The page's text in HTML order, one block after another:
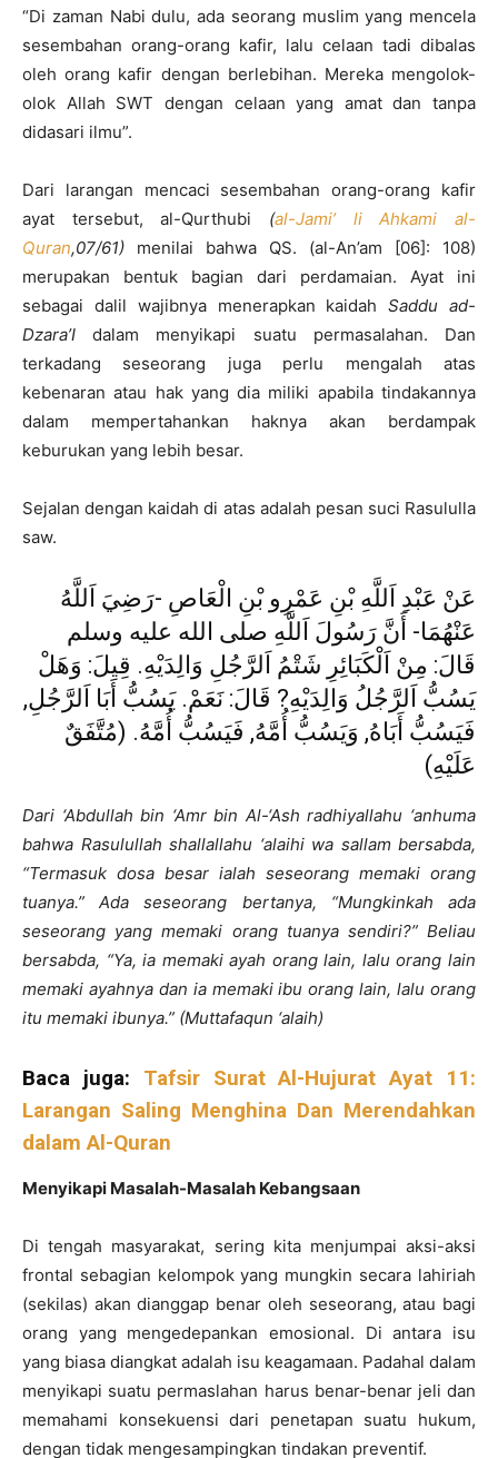
“Di zaman Nabi dulu, ada seorang muslim yang mencela
sesembahan orang-orang kafir, lalu celaan tadi dibalas
oleh orang kafir dengan berlebihan. Mereka mengolok-
olok Allah SWT dengan celaan yang amat dan tanpa
didasari ilmu”.
Dari larangan mencaci sesembahan orang-orang kafir
ayat tersebut, al-Qurthubi (al-Jami’ li Ahkami al-
Quran,07/61) menilai bahwa QS. (al-An’am [06]: 108)
merupakan bentuk bagian dari perdamaian. Ayat ini
sebagai dalil wajibnya menerapkan kaidahSaddu ad-
Dzara’I dalam menyikapi suatu permasalahan. Dan
terkadang seseorang juga perlu mengalah atas
kebenaran atau hak yang dia miliki apabila tindakannya
dalam mempertahankan haknya akan berdampak
keburukan yang lebih besar.
Sejalan dengan kaidah di atas adalah pesan suci Rasululla
saw.
عَنْ عَبْدِ اَللَّهِ بْنِ عَمْرِو بْنِ الْعَاصِ -رَضِيَ اَللَّهُ
عَنْهُمَا- أَنَّ رَسُولَ اَللَّهِ صلى الله عليه وسلم
قَالَ: مِنْ اَلْكَبَائِرِ شَتْمُ اَلرَّجُلِ وَالِدَيْهِ. قِيلَ: وَهَلْ
يَسُبُّ اَلرَّجُلُ وَالِدَيْهِ? قَالَ: نَعَمْ. يَسُبُّ أَبَا اَلرَّجُلِ,
فَيَسُبُّ أَبَاهُ, وَيَسُبُّ أُمَّهُ, فَيَسُبُّ أُمَّهُ. (مُتَّفَقٌ
عَلَيْهِ)
Dari ‘Abdullah bin ‘Amr bin Al-‘Ash radhiyallahu ‘anhuma
bahwa Rasulullah shallallahu ‘alaihi wa sallam bersabda,
“Termasuk dosa besar ialah seseorang memaki orang
tuanya.” Ada seseorang bertanya, “Mungkinkah ada
seseorang yang memaki orang tuanya sendiri?” Beliau
bersabda, “Ya, ia memaki ayah orang lain, lalu orang lain
memaki ayahnya dan ia memaki ibu orang lain, lalu orang
itu memaki ibunya.” (Muttafaqun ‘alaih)
Baca juga: Tafsir Surat Al-Hujurat Ayat 11:
Larangan Saling Menghina Dan Merendahkan
dalam Al-Quran
Menyikapi Masalah-Masalah Kebangsaan
Di tengah masyarakat, sering kita menjumpai aksi-aksi
frontal sebagian kelompok yang mungkin secara lahiriah
(sekilas) akan dianggap benar oleh seseorang, atau bagi
orang yang mengedepankan emosional. Di antara isu
yang biasa diangkat adalah isu keagamaan. Padahal dalam
menyikapi suatu permaslahan harus benar-benar jeli dan
memahami konsekuensi dari penetapan suatu hukum,
dengan tidak mengesampingkan tindakan preventif.